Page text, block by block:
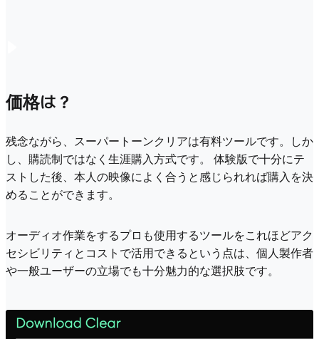
価格は？
残念ながら、スーパートーンクリアは有料ツールです。しか
し、購読制ではなく生涯購入方式です。 体験版で十分にテ
ストした後、本人の映像によく合うと感じられれば購入を決
めることができます。
オーディオ作業をするプロも使用するツールをこれほどアク
セシビリティとコストで活用できるという点は、個人製作者
や一般ユーザーの立場でも十分魅力的な選択肢です。